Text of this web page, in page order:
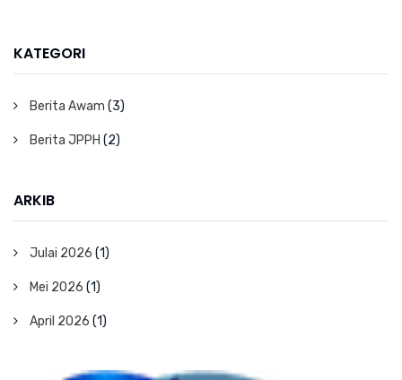
KATEGORI
Berita Awam (3)
Berita JPPH (2)
ARKIB
Julai 2026 (1)
Mei 2026 (1)
April 2026 (1)